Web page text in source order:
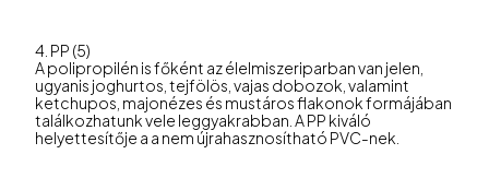
4. PP (5)
A polipropilén is főként az élelmiszeriparban van jelen,
ugyanis joghurtos, tejfölös, vajas dobozok, valamint
ketchupos, majonézes és mustáros flakonok formájában
találkozhatunk vele leggyakrabban. A PP kiváló
helyettesítője a a nem újrahasznosítható PVC-nek.